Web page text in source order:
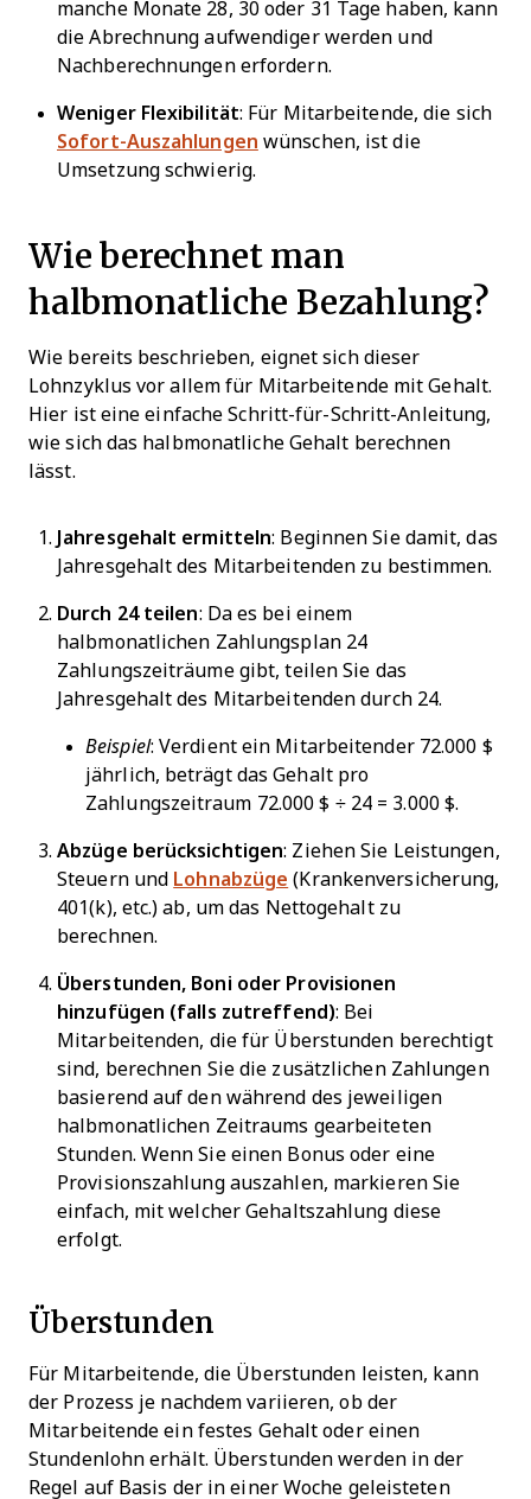
manche Monate 28, 30 oder 31 Tage haben, kann
die Abrechnung aufwendiger werden und
Nachberechnungen erfordern.
Weniger Flexibilität: Für Mitarbeitende, die sich
Sofort-Auszahlungen wünschen, ist die
Umsetzung schwierig.
Wie berechnet man
halbmonatliche Bezahlung?
Wie bereits beschrieben, eignet sich dieser
Lohnzyklus vor allem für Mitarbeitende mit Gehalt.
Hier ist eine einfache Schritt-für-Schritt-Anleitung,
wie sich das halbmonatliche Gehalt berechnen
lässt.
Jahresgehalt ermitteln: Beginnen Sie damit, das
Jahresgehalt des Mitarbeitenden zu bestimmen.
Durch 24 teilen: Da es bei einem
halbmonatlichen Zahlungsplan 24
Zahlungszeiträume gibt, teilen Sie das
Jahresgehalt des Mitarbeitenden durch 24.
Beispiel: Verdient ein Mitarbeitender 72.000 $
jährlich, beträgt das Gehalt pro
Zahlungszeitraum 72.000 $ ÷ 24 = 3.000 $.
Abzüge berücksichtigen: Ziehen Sie Leistungen,
Steuern und Lohnabzüge (Krankenversicherung,
401(k), etc.) ab, um das Nettogehalt zu
berechnen.
Überstunden, Boni oder Provisionen
hinzufügen (falls zutreffend): Bei
Mitarbeitenden, die für Überstunden berechtigt
sind, berechnen Sie die zusätzlichen Zahlungen
basierend auf den während des jeweiligen
halbmonatlichen Zeitraums gearbeiteten
Stunden. Wenn Sie einen Bonus oder eine
Provisionszahlung auszahlen, markieren Sie
einfach, mit welcher Gehaltszahlung diese
erfolgt.
Überstunden
Für Mitarbeitende, die Überstunden leisten, kann
der Prozess je nachdem variieren, ob der
Mitarbeitende ein festes Gehalt oder einen
Stundenlohn erhält. Überstunden werden in der
Regel auf Basis der in einer Woche geleisteten